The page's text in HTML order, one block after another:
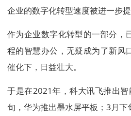
企业的数字化转型速度被进一步提
作为企业数字化转型的一部分，
程的智慧办公，无疑成为了新风
催化下，日益壮大。
于是在2021年，科大讯飞推出
旬，华为推出墨水屏平板；3月